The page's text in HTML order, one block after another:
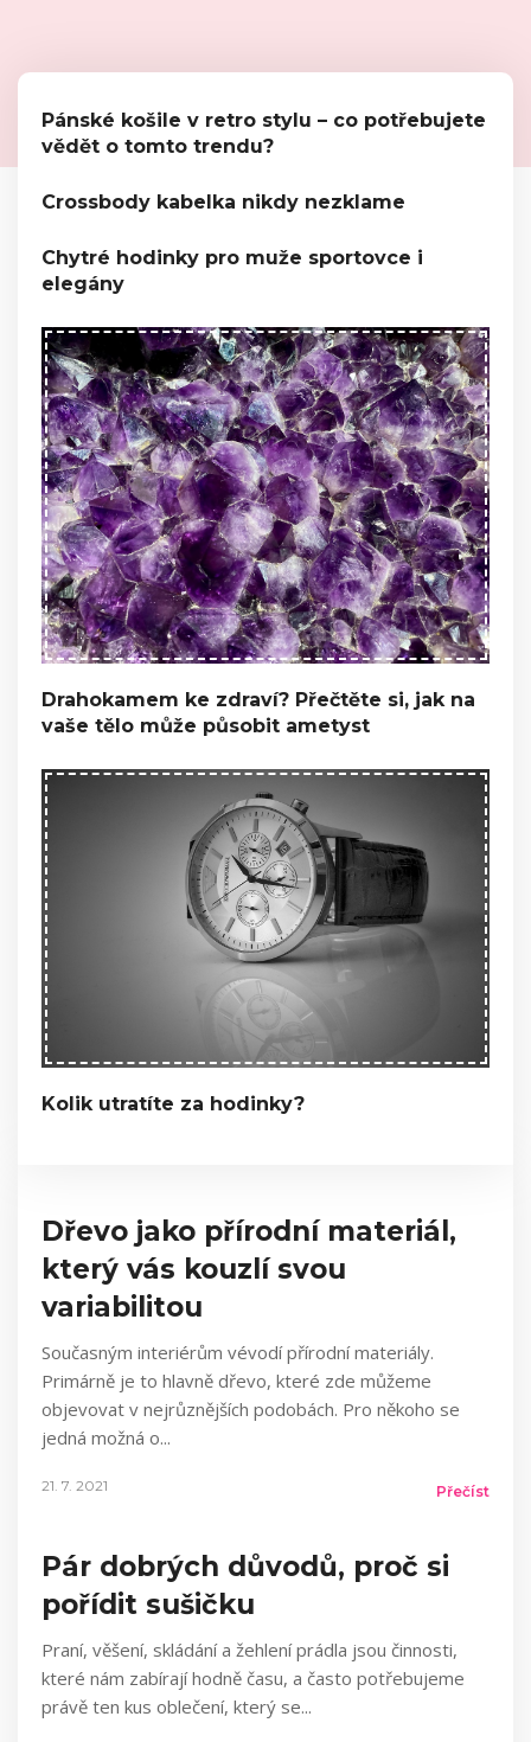
Pánské košile v retro stylu – co potřebujete
vědět o tomto trendu?
Crossbody kabelka nikdy nezklame
Chytré hodinky pro muže sportovce i
elegány
Drahokamem ke zdraví? Přečtěte si, jak na
vaše tělo může působit ametyst
Kolik utratíte za hodinky?
Dřevo jako přírodní materiál,
který vás kouzlí svou
variabilitou
Současným interiérům vévodí přírodní materiály.
Primárně je to hlavně dřevo, které zde můžeme
objevovat v nejrůznějších podobách. Pro někoho se
jedná možná o
Přečíst
21. 7. 2021
Pár dobrých důvodů, proč si
pořídit sušičku
Praní, věšení, skládání a žehlení prádla jsou činnosti,
které nám zabírají hodně času, a často potřebujeme
právě ten kus oblečení, který se